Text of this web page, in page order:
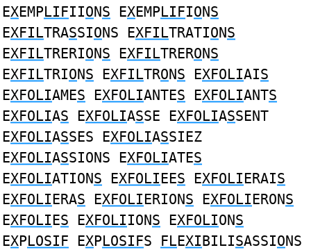
EXEMPLIFIIONS EXEMPLIFIONS
EXFILTRASSIONS EXFILTRATIONS
EXFILTRERIONS EXFILTRERONS
EXFILTRIONS EXFILTRONS EXFOLIAIS
EXFOLIAMES EXFOLIANTES EXFOLIANTS
EXFOLIAS EXFOLIASSE EXFOLIASSENT
EXFOLIASSES EXFOLIASSIEZ
EXFOLIASSIONS EXFOLIATES
EXFOLIATIONS EXFOLIEES EXFOLIERAIS
EXFOLIERAS EXFOLIERIONS EXFOLIERONS
EXFOLIES EXFOLIIONS EXFOLIONS
EXPLOSIF EXPLOSIFS FLEXIBILISASSIONS